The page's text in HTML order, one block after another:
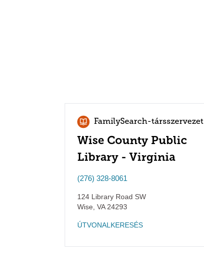
FamilySearch-társszervezet
Wise County Public
Library - Virginia
(276) 328-8061
124 Library Road SW
Wise VA24293
ÚTVONALKERESÉS